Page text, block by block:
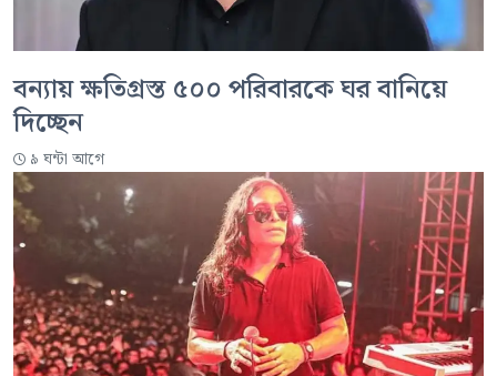
বন্যায় ক্ষতিগ্রস্ত ৫০০ পরিবারকে ঘর বানিয়ে
দিচ্ছেন
৯ ঘন্টা আগে